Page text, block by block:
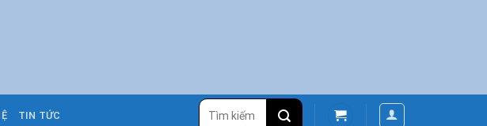
TIN TỨC
Tìm
kiếm: